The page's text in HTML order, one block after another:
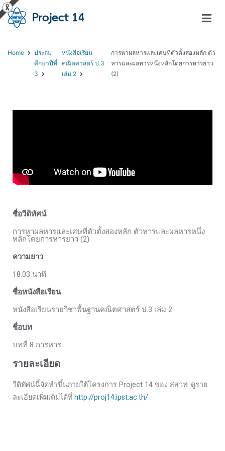
Home
ประถม
ศึกษาปีที่
3
หนังสือเรียน
คณิตศาสตร์ ป.3
เล่ม 2
การหาผลหารและเศษที่ตัวตั้งสองหลัก ตัว
หารและผลหารหนึ่งหลักโดยการหารยาว
(2)
ชื่อวีดิทัศน์
การหาผลหารและเศษที่ตัวตั้งสองหลัก ตัวหารและผลหารหนึ่ง
หลักโดยการหารยาว (2)
ความยาว
18.03 นาที
ชื่อหนังสือเรียน
หนังสือเรียนรายวิชาพื้นฐานคณิตศาสตร์ ป.3 เล่ม 2
ชื่อบท
บทที่ 8 การหาร
รายละเอียด
วีดิทัศน์นี้จัดทำขึ้นภายใต้โครงการ Project 14 ของ สสวท. ดูราย
ละเอียดเพิ่มเติมได้ที่ http://proj14.ipst.ac.th/